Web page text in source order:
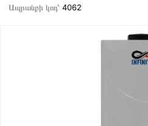
Ապրանքի կոդ՝4062